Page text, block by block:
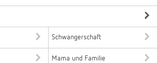
Schwangerschaft
Mama und Familie